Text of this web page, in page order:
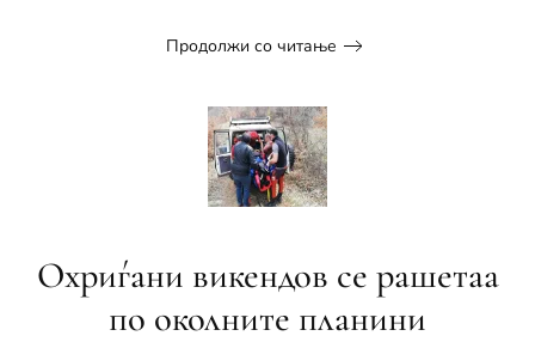
Продолжи со читање
Охриѓани викендов се рашетаа
по околните планини